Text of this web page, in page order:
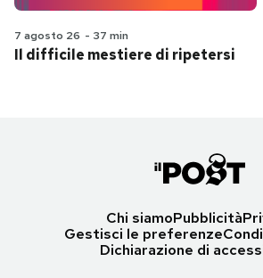
7 agosto 26 - 37 min
Il difficile mestiere di ripetersi
Chi siamoPubblicità
Gestisci le preferenze
Dichiarazione di